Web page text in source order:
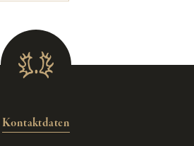
Kontaktdaten